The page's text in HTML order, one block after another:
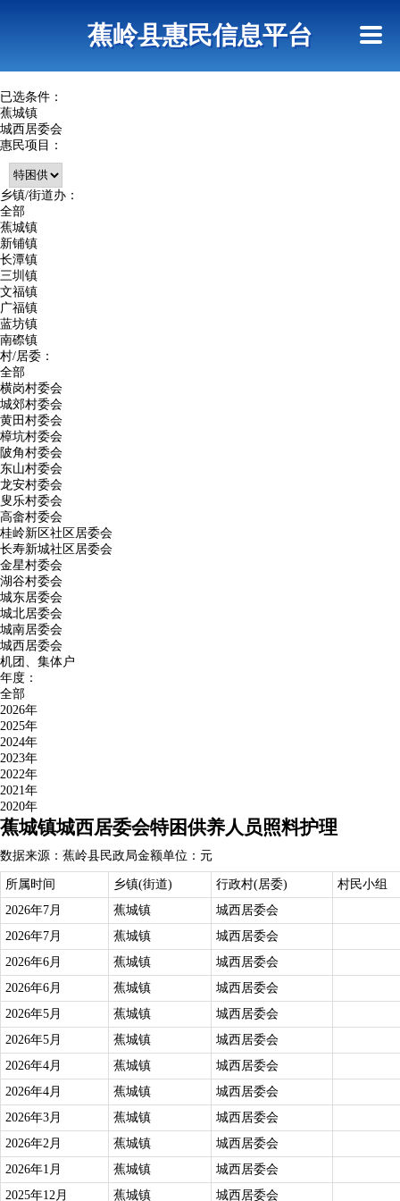
蕉岭县惠民信息平台
已选条件：
蕉城镇
城西居委会
惠民项目：
乡镇/街道办：
全部
蕉城镇
新铺镇
长潭镇
三圳镇
文福镇
广福镇
蓝坊镇
南磜镇
村/居委：
全部
横岗村委会
城郊村委会
黄田村委会
樟坑村委会
陂角村委会
东山村委会
龙安村委会
叟乐村委会
高畲村委会
桂岭新区社区居委会
长寿新城社区居委会
金星村委会
湖谷村委会
城东居委会
城北居委会
城南居委会
城西居委会
机团、集体户
年度：
全部
2026年
2025年
2024年
2023年
2022年
2021年
2020年
蕉城镇城西居委会特困供养人员照料护理
数据来源：蕉岭县民政局金额单位：元
所属时间 乡镇(街道) 行政村(居委)
村民小组
2026年7月
蕉城镇
城西居委会
2026年7月
蕉城镇
城西居委会
2026年6月
蕉城镇
城西居委会
2026年6月
蕉城镇
城西居委会
2026年5月
蕉城镇
城西居委会
2026年5月
蕉城镇
城西居委会
2026年4月
蕉城镇
城西居委会
2026年4月
蕉城镇
城西居委会
2026年3月
蕉城镇
城西居委会
2026年2月
蕉城镇
城西居委会
2026年1月
蕉城镇
城西居委会
2025年12月
蕉城镇 城西居委会